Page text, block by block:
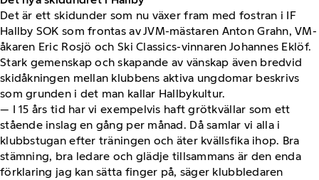
Det är ett skidunder som nu växer fram med fostran i IF
Hallby SOK som frontas av JVM-mästaren Anton Grahn, VM-
åkaren Eric Rosjö och Ski Classics-vinnaren Johannes Eklöf.
Stark gemenskap och skapande av vänskap även bredvid
skidåkningen mellan klubbens aktiva ungdomar beskrivs
som grunden i det man kallar Hallbykultur.
— I 15 års tid har vi exempelvis haft grötkvällar som ett
stående inslag en gång per månad. Då samlar vi alla i
klubbstugan efter träningen och äter kvällsfika ihop. Bra
stämning, bra ledare och glädje tillsammans är den enda
förklaring jag kan sätta finger på, säger klubbledaren